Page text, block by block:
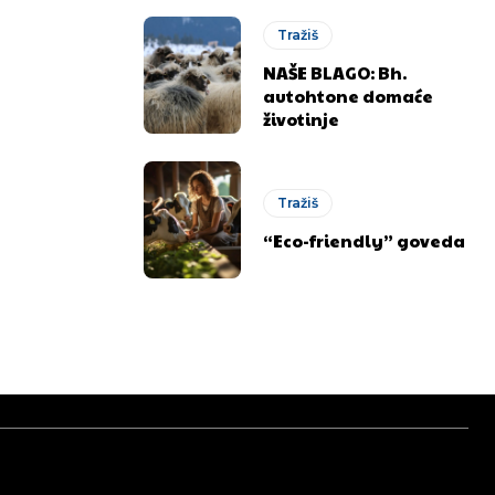
Tražiš
NAŠE BLAGO: Bh.
autohtone domaće
životinje
Tražiš
“Eco-friendly” goveda